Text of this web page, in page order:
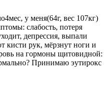
у меня(64г, вес 107кг)
слабость, потеря
депрессия, выпали
кисти рук, мёрзнут ноги и
на гормоны щитовидной:
Принимаю эутирокс